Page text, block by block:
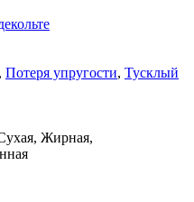
, Потеря упругости, Тусклый
Жирная,